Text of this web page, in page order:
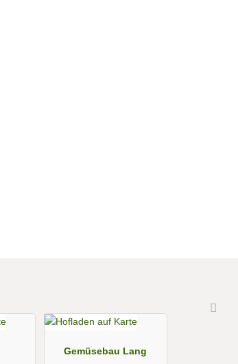
Gemüsebau Lang